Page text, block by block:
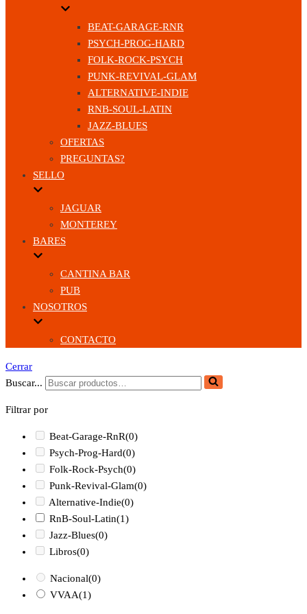
BEAT-GARAGE-RNR
PSYCH-PROG-HARD
FOLK-ROCK-PSYCH
PUNK-REVIVAL-GLAM
ALTERNATIVE-INDIE
RNB-SOUL-LATIN
JAZZ-BLUES
OFERTAS
PREGUNTAS?
SELLO
JAGUAR
MONTEREY
BARES
CANTINA BAR
PUB
NOSOTROS
CONTACTO
Cerrar
Buscar...
Filtrar por
Beat-Garage-RnR(0)
Psych-Prog-Hard(0)
Folk-Rock-Psych(0)
Punk-Revival-Glam(0)
Alternative-Indie(0)
RnB-Soul-Latin(1)
Jazz-Blues(0)
Libros(0)
Nacional(0)
VVAA(1)